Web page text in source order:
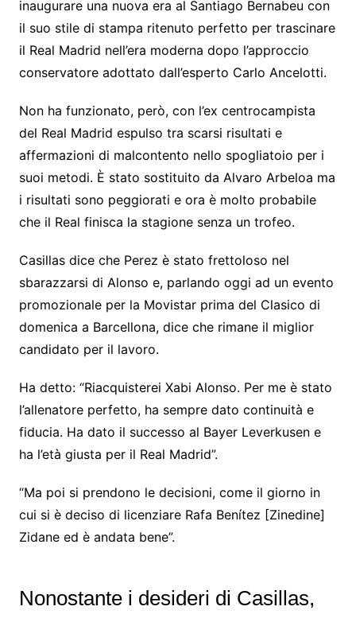
inaugurare una nuova era al Santiago Bernabeu con
il suo stile di stampa ritenuto perfetto per trascinare
il Real Madrid nell’era moderna dopo l’approccio
conservatore adottato dall’esperto Carlo Ancelotti.
Non ha funzionato, però, con l’ex centrocampista
del Real Madrid espulso tra scarsi risultati e
affermazioni di malcontento nello spogliatoio per i
suoi metodi. È stato sostituito da Alvaro Arbeloa ma
i risultati sono peggiorati e ora è molto probabile
che il Real finisca la stagione senza un trofeo.
Casillas dice che Perez è stato frettoloso nel
sbarazzarsi di Alonso e, parlando oggi ad un evento
promozionale per la Movistar prima del Clasico di
domenica a Barcellona, ​​dice che rimane il miglior
candidato per il lavoro.
Ha detto: “Riacquisterei Xabi Alonso. Per me è stato
l’allenatore perfetto, ha sempre dato continuità e
fiducia. Ha dato il successo al Bayer Leverkusen e
ha l’età giusta per il Real Madrid”.
“Ma poi si prendono le decisioni, come il giorno in
cui si è deciso di licenziare Rafa Benítez [Zinedine]
Zidane ed è andata bene”.
Nonostante i desideri di Casillas,